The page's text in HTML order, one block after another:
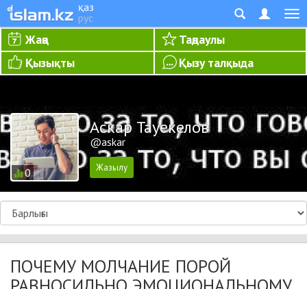
қаз
рус
Жаңа
Таңдаулы
Қызықты
Қызу талқыда
0
Аскар Тауекелов
@askar
ПОЧЕМУ МОЛЧАНИЕ ПОРОЙ